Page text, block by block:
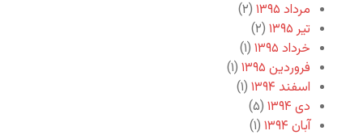
مرداد ۱۳۹۵
(۲)
تیر ۱۳۹۵
(۲)
خرداد ۱۳۹۵
(۱)
فروردین ۱۳۹۵
(۱)
اسفند ۱۳۹۴
(۱)
دی ۱۳۹۴
(۵)
آبان ۱۳۹۴
(۱)